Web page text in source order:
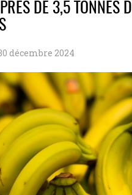
DE 3,5 TONNES
décembre 2024